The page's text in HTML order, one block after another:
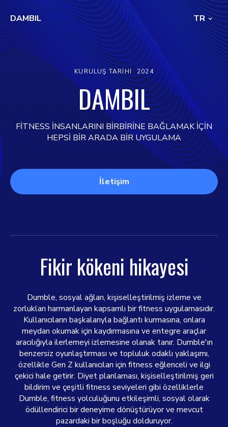
DAMBIL TR
KURULUŞ TARIHI 2024
DAMBIL
FİTNESS İNSANLARINI BİRBİRİNE BAĞLAMAK İÇİN
HEPSİ BİR ARADA BİR UYGULAMA
İletişim
Fikir kökeni hikayesi
Dumble, sosyal ağları, kişiselleştirilmiş izleme ve
zorlukları harmanlayan kapsamlı bir fitness uygulamasıdır.
Kullanıcıların başkalarıyla bağlantı kurmasına, onlara
meydan okumak için kaydırmasına ve entegre araçlar
aracılığıyla ilerlemeyi izlemesine olanak tanır. Dumble'ın
benzersiz oyunlaştırması ve topluluk odaklı yaklaşımı,
özellikle Gen Z kullanıcıları için fitness eğlenceli ve ilgi
çekici hale getirir. Diyet planlaması, kişiselleştirilmiş geri
bildirim ve çeşitli fitness seviyeleri gibi özelliklerle
Dumble, fitness yolculuğunu etkileşimli, sosyal olarak
ödüllendirici bir deneyime dönüştürüyor ve mevcut
pazardaki bir boşluğu dolduruyor.